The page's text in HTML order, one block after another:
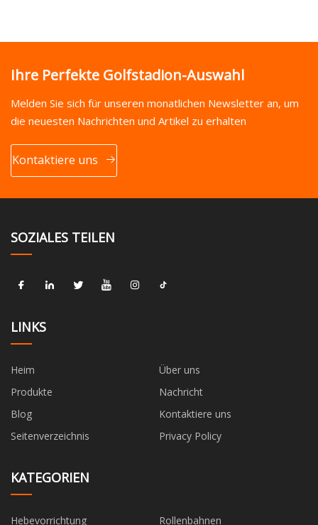
Ihre Perfekte Golfstadion-Auswahl
Melden Sie sich für unseren monatlichen Newsletter an, um
die neuesten Nachrichten und Artikel zu erhalten
Kontaktiere uns
SOZIALES TEILEN
LINKS
Heim
Über uns
Produkte
Nachricht
Blog
Kontaktiere uns
Seitenverzeichnis
Privacy Policy
KATEGORIEN
Hebevorrichtung Rollenbahnen